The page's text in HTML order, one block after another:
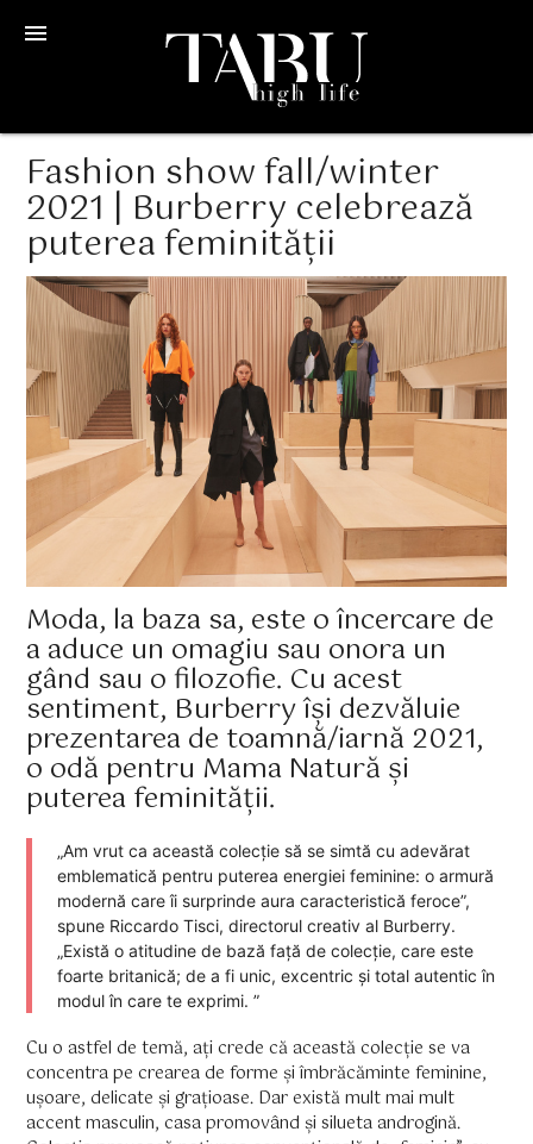
menu
Fashion show fall/winter
2021 | Burberry celebrează
puterea feminității
Moda, la baza sa, este o încercare de
a aduce un omagiu sau onora un
gând sau o filozofie. Cu acest
sentiment, Burberry își dezvăluie
prezentarea de toamnă/iarnă 2021,
o odă pentru Mama Natură și
puterea feminității.
„Am vrut ca această colecție să se simtă cu adevărat
emblematică pentru puterea energiei feminine: o armură
modernă care îi surprinde aura caracteristică feroce”,
spune Riccardo Tisci, directorul creativ al Burberry.
„Există o atitudine de bază față de colecție, care este
foarte britanică; de a fi unic, excentric și total autentic în
modul în care te exprimi. ”
Cu o astfel de temă, ați crede că această colecție se va
concentra pe crearea de forme și îmbrăcăminte feminine,
ușoare, delicate și grațioase. Dar există mult mai mult
accent masculin, casa promovând și silueta androgină.